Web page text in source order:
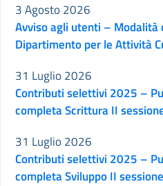
Avviso agli utenti – Modalità
Dipartimento per le Attività
3 Agosto 2026
Contributi selettivi 2025 –
completa Scrittura II
31 Luglio 2026
Contributi selettivi 2025 –
completa Sviluppo II sessione
31 Luglio 2026